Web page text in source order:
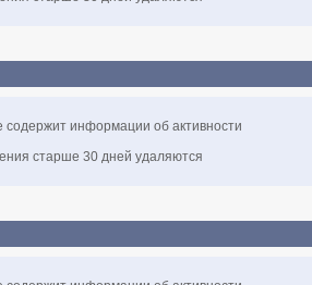
содержит информации об активности
старше 30 дней удаляются